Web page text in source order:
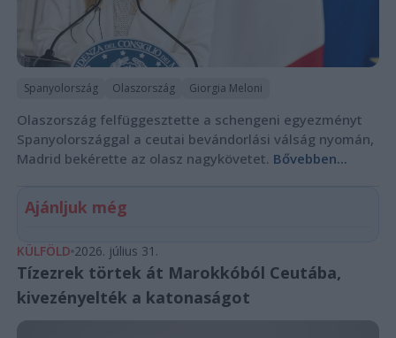
Spanyolország Olaszország Giorgia Meloni
Olaszország felfüggesztette a schengeni egyezményt
Spanyolországgal a ceutai bevándorlási válság nyomán,
Madrid bekérette az olasz nagykövetet. Bővebben...
Ajánljuk még
KÜLFÖLD 2026. július 31.
Tízezrek törtek át Marokkóból Ceutába,
kivezényelték a katonaságot